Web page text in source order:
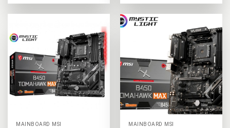
MAINBOARD MSI MAINBOARD MSI